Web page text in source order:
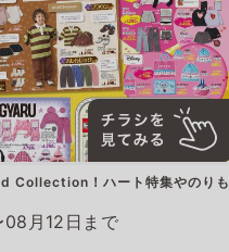
Collection！ハート特集やのりも
月12日まで